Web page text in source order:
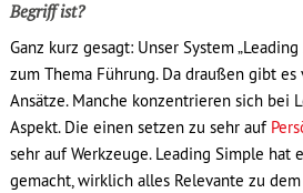
Begriff ist?
Ganz kurz gesagt: Unser System
zum Thema Führung. Da draußen gibt
Ansätze. Manche konzentrieren sich bei
Aspekt. Die einen setzen zu sehr auf
sehr auf Werkzeuge. Leading Simple hat
gemacht, wirklich alles Relevante zu